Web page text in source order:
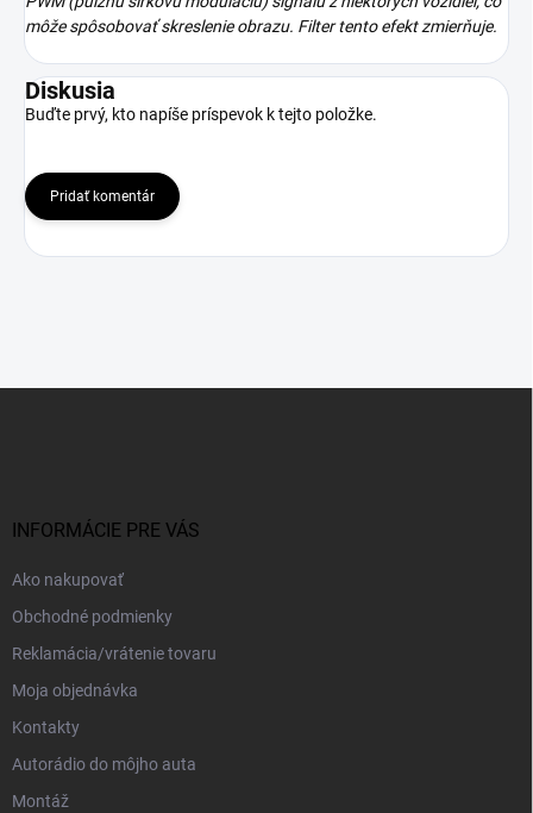
môže spôsobovať skreslenie obrazu. Filter tento efekt zmierňuje.
Diskusia
Buďte prvý, kto napíše príspevok k tejto položke.
Pridať komentár
INFORMÁCIE PRE VÁS
Ako nakupovať
Obchodné podmienky
Reklamácia/vrátenie tovaru
Moja objednávka
Kontakty
Autorádio do môjho auta
Montáž